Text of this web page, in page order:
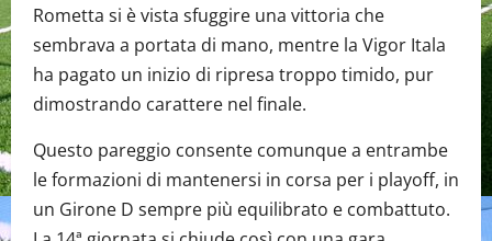
Rometta si è vista sfuggire una vittoria che
sembrava a portata di mano, mentre la Vigor Itala
ha pagato un inizio di ripresa troppo timido, pur
dimostrando carattere nel finale.
Questo pareggio consente comunque a entrambe
le formazioni di mantenersi in corsa per i playoff, in
un Girone D sempre più equilibrato e combattuto.